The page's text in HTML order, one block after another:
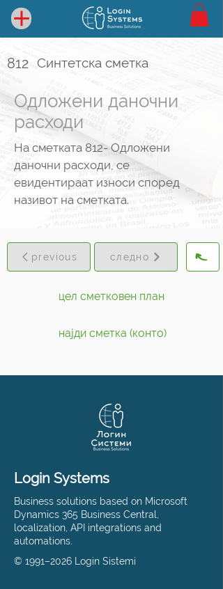
812 Синтетска сметка
Одложени даночни
расходи
На сметката 812- Одложени
даночни расходи, се
евидентираат износи според
називот на сметката.
previous следно
цел сметковен план
најди сметка (конто)
Login Systems
Business solutions based on Microsoft
Dynamics 365 Business Central,
localization, API integrations and
automations.
© 1991–2026 Login Sistemi